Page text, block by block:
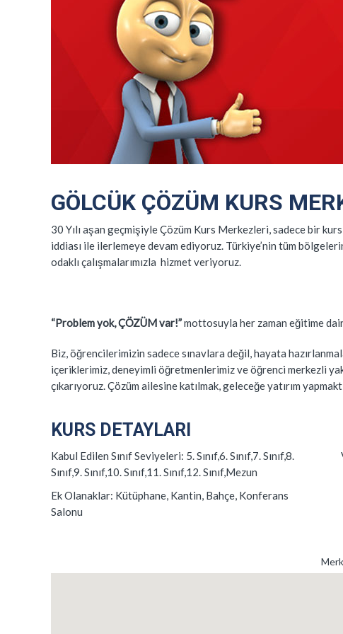
GÖLCÜK ÇÖZÜM KURS
30 Yılı aşan geçmişiyle Çözüm Kurs Merkezleri, sadece bir
iddiası ile ilerlemeye devam ediyoruz. Türkiye’nin tüm
odaklı çalışmalarımızla hizmet veriyoruz.
“Problem yok, ÇÖZÜM var!”mottosuyla her zaman eğitime
Biz, öğrencilerimizin sadece sınavlara değil, hayata
içeriklerimiz, deneyimli öğretmenlerimiz ve öğrenci merkezli
çıkarıyoruz. Çözüm ailesine katılmak, geleceğe yatırım
KURS DETAYLARI
Kabul Edilen Sınıf Seviyeleri: 5. Sınıf,6. Sınıf,7. Sınıf,8.
Sınıf,9. Sınıf,10. Sınıf,11. Sınıf,12. Sınıf,Mezun
Ek Olanaklar: Kütüphane, Kantin, Bahçe, Konferans
Salonu